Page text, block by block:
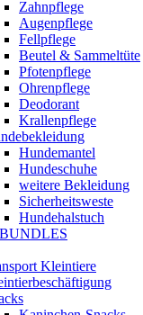
Zahnpflege
Augenpflege
Fellpflege
Beutel & Sammeltüte
Pfotenpflege
Ohrenpflege
Deodorant
Krallenpflege
Hundemantel
Hundeschuhe
weitere Bekleidung
Sicherheitsweste
Hundehalstuch
Kleintiere